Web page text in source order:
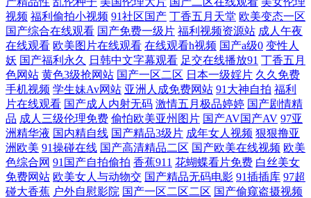
拍4 超碰人人爱人人艹 国产男女啪视频 大香蕉伊人福利 AV高清日韩 91次
元网 香蕉视频污污污 日韩亚色 欧美A√视频 久久尹人综合网 黄页网站日
韩 国产A色 肏屄手机视频 97人人搞 91青草娱乐 91n在线观看 影音先锋丝
袜制服 午夜久久视频 四虎影院无码 日韩欧美国产综合 欧美人另类不卡 久
久青青草 国产一二一二级 超碰在线98国产 丝袜颜射AV网 欧美性爰aa 老
湿A片 精东黄色下载 韩国日逼无码 超碰97欧美 91人妻在线 91美女自慰 亚
视频 福利偷拍小视频 91社区国产 丁香五月天堂 欧美变态一区
国产综合在线观看 国产免费一级片 福利视频资源站 成人午夜
在线观看 欧美图片在线观看 在线观看h视频 国产a级0 变性人
妖 国产福利永久 日韩中文字幕观看 足交在线播放91 丁香五月
色网站 黄色3级抢网站 国产一区二区 日本一级婬片 久久免费
手机视频 学生妹Av网站 亚洲人成免费网站 91大神自拍 福利
片在线观看 国产成人内射无码 激情五月极品婷婷 国产剧情精
品 成人三级伦理免费 偷怕欧美亚州图片 国产AV国产AV 97亚
洲精华液 国内精自线 国产精品3级片 成年女人视频 狠狠撸亚
洲欧美 91操碰在线 国产高清精品二区 国产欧美在线视频 欧美
色综合网 91国产自拍偷拍 香蕉911 花蝴蝶看片免费 白丝美女
免费网站 欧美女人与动物交 国产精品无码电影 91插插库 97超
碰大香蕉 户外自慰影院 国产一区二区二区 国产偷窥盗摄视频